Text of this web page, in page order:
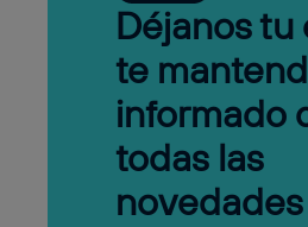
Déjanos tu
te
informado
todas las